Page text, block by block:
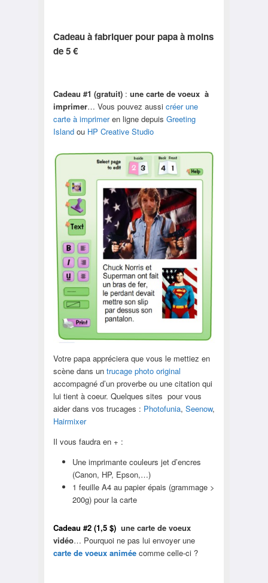
Cadeau à fabriquer pour papa à moins
de 5 €
Cadeau #1 (gratuit): une carte de voeux à
imprimer… Vous pouvez aussi créer une
carte à imprimeren ligne depuis Greeting
Islandou HP Creative Studio
Votre papa appréciera que vous le mettiez en
scène dans un trucage photo original
accompagné d’un proverbe ou une citation qui
lui tient à coeur. Quelques sites pour vous
aider dans vos trucages : Photofunia, Seenow,
Hairmixer
Il vous faudra en + :
Une imprimante couleurs jet d’encres
(Canon, HP, Epson,…)
1 feuille A4 au papier épais (grammage >
200g) pour la carte
Cadeau #2 (1,5 $) une carte de voeux
vidéo… Pourquoi ne pas lui envoyer une
carte de voeux animéecomme celle-ci ?